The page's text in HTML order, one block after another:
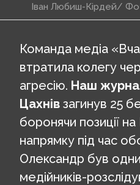
Іван Любиш-Кірдей/
Команда медіа
втратила колегу
агресію. Наш
Цахнів загинув 25
боронячи позиції
напрямку під час
Олександр був
медійників-